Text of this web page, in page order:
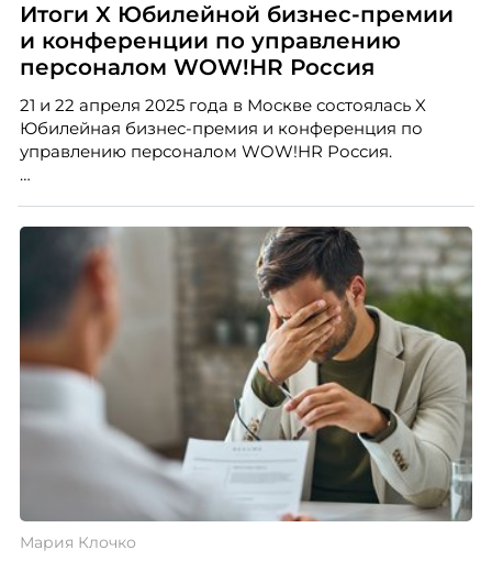
Итоги X Юбилейной бизнес-премии
и конференции по управлению
персоналом WOW!HR Россия
21 и 22 апреля 2025 года в Москве состоялась X
Юбилейная бизнес-премия и конференция по
управлению персоналом WOW!HR Россия.
номинантов и гостей мероприятия.
Мария Клочко